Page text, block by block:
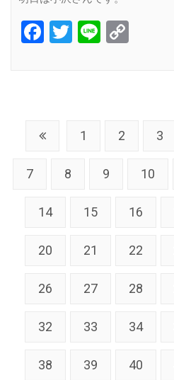
Facebook
Twitter
Line
1 2 3
7 8 9 10
14 15 16
20 21 22
26 27 28
32 33 34
38 39 40